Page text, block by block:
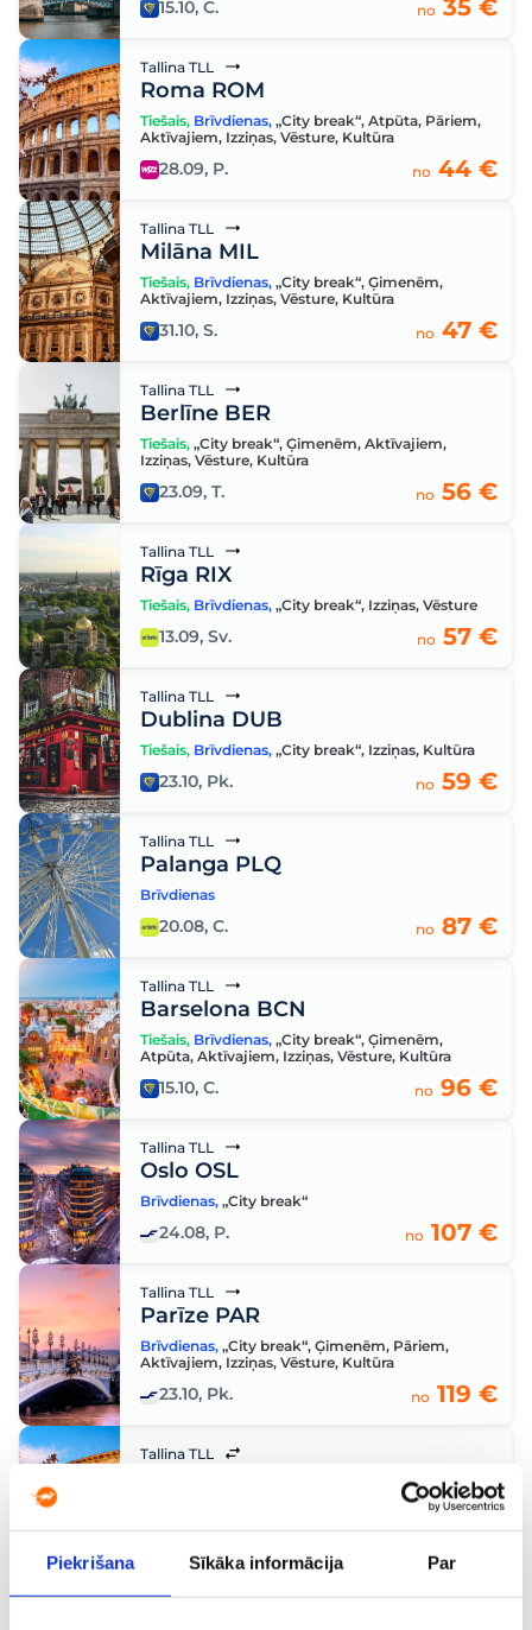
Piekrišana Sīkāka informācija Par
15.10, C. no 35 €
Tallina TLL
Roma ROM
Tiešais, Brīvdienas, „City break“, Atpūta, Pāriem,
Aktīvajiem, Izziņas, Vēsture, Kultūra
28.09, P. no 44 €
Tallina TLL
Milāna MIL
Tiešais, Brīvdienas, „City break“, Ģimenēm,
Aktīvajiem, Izziņas, Vēsture, Kultūra
31.10, S. no 47 €
Tallina TLL
Berlīne BER
Tiešais, „City break“, Ģimenēm, Aktīvajiem,
Izziņas, Vēsture, Kultūra
23.09, T. no 56 €
Tallina TLL
Rīga RIX
Tiešais, Brīvdienas, „City break“, Izziņas, Vēsture
13.09, Sv. no 57 €
Tallina TLL
Dublina DUB
Tiešais, Brīvdienas, „City break“, Izziņas, Kultūra
23.10, Pk. no 59 €
Tallina TLL
Palanga PLQ
Brīvdienas
20.08, C. no 87 €
Tallina TLL
Barselona BCN
Tiešais, Brīvdienas, „City break“, Ģimenēm,
Atpūta, Aktīvajiem, Izziņas, Vēsture, Kultūra
15.10, C. no 96 €
Tallina TLL
Oslo OSL
Brīvdienas, „City break“
24.08, P. no 107 €
Tallina TLL
Parīze PAR
Brīvdienas, „City break“, Ģimenēm, Pāriem,
Aktīvajiem, Izziņas, Vēsture, Kultūra
23.10, Pk. no 119 €
Tallina TLL
Aktīvajiem,
24.08, P.– 31.08, P. 163 €